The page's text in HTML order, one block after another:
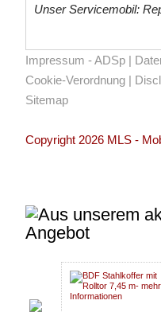
Unser Servicemobil:
Impressum - ADSp |
Cookie-Verordnung |
Sitemap
Copyright 2026 MLS -